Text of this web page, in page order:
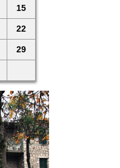
15
22
29